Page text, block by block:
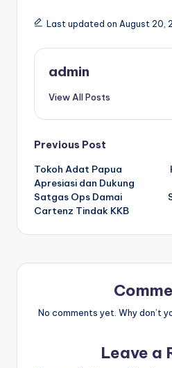
Last updated on August 20,
admin
View All Posts
Post
navigation
Previous Post
Tokoh Adat Papua
Apresiasi dan Dukung
Satgas Ops Damai
Cartenz Tindak KKB
No comments yet. Why don’t
Leave a